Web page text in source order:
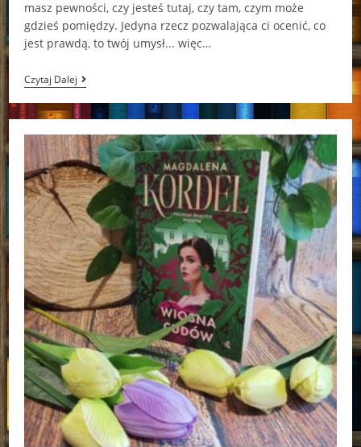
masz pewności, czy jesteś tutaj, czy tam, czym może
gdzieś pomiędzy. Jedyna rzecz pozwalająca ci ocenić, co
jest prawdą, to twój umysł... więc…
Czytaj DalejGłębia
Challengera
Neal
Shusterman